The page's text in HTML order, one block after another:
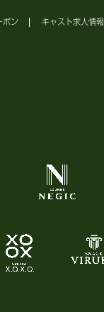
ポン キャスト求人情報